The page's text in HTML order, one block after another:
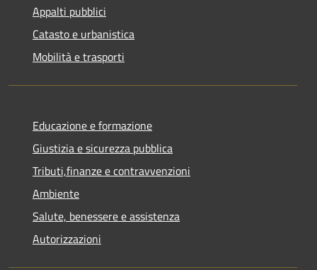
Appalti pubblici
Catasto e urbanistica
Mobilità e trasporti
Educazione e formazione
Giustizia e sicurezza pubblica
Tributi,finanze e contravvenzioni
Ambiente
Salute, benessere e assistenza
Autorizzazioni